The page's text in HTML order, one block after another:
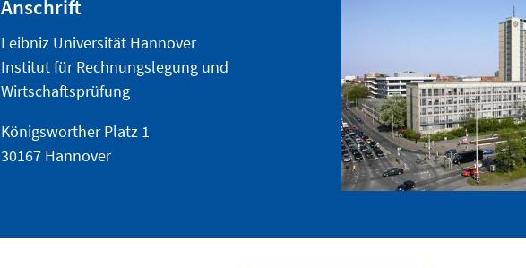
Anschrift
Leibniz Universität Hannover
Institut für Rechnungslegung und
Wirtschaftsprüfung
Königsworther Platz 1
30167 Hannover